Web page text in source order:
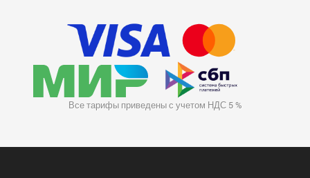
Все тарифы приведены с учетом НДС 5 %